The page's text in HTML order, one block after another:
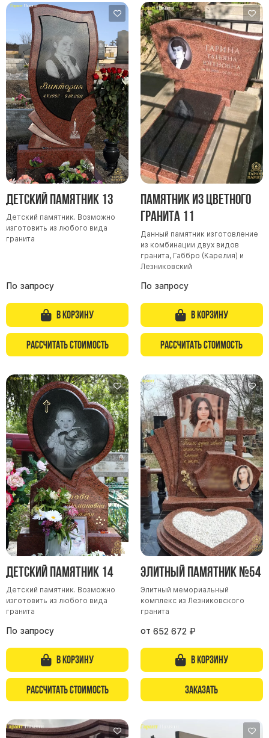
Детский памятник 13
Детский памятник. Возможно
изготовить из любого вида
гранита
По запросу
В корзину
Рассчитать стоимость
Памятник из цветного
гранита 11
Данный памятник изготовление
из комбинации двух видов
гранита, Габбро (Карелия) и
Лезниковский
По запросу
В корзину
Рассчитать стоимость
Детский памятник 14
Детский памятник. Возможно
изготовить из любого вида
гранита
По запросу
В корзину
Рассчитать стоимость
Элитный памятник №54
Элитный мемориальный
комплекс из Лезниковского
гранита
от 652 672 ₽
В корзину
Заказать